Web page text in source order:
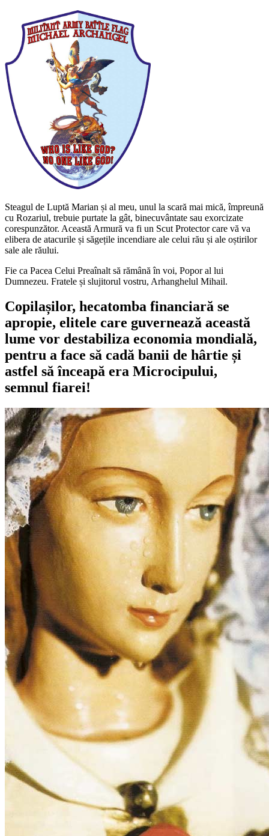
Steagul de Luptă Marian și al meu, unul la scară mai mică, împreună
cu Rozariul, trebuie purtate la gât, binecuvântate sau exorcizate
corespunzător. Această Armură va fi un Scut Protector care vă va
elibera de atacurile și săgețile incendiare ale celui rău și ale oștirilor
sale ale răului.
Fie ca Pacea Celui Preaînalt să rămână în voi, Popor al lui
Dumnezeu. Fratele și slujitorul vostru, Arhanghelul Mihail.
Copilașilor, hecatomba financiară se
apropie, elitele care guvernează această
lume vor destabiliza economia mondială,
pentru a face să cadă banii de hârtie și
astfel să înceapă era Microcipului,
semnul fiarei!